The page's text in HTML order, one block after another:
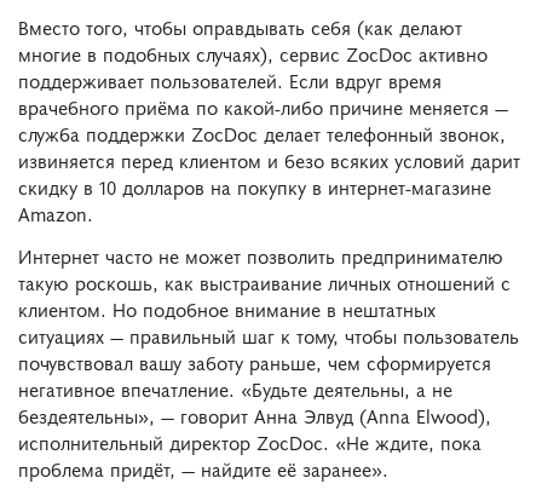
Вместо того, чтобы оправдывать себя (как делают
многие в подобных случаях), сервис ZocDoc активно
поддерживает пользователей. Если вдруг время
врачебного приёма по какой-либо причине меняется ―
служба поддержки ZocDoc делает телефонный звонок,
извиняется перед клиентом и безо всяких условий дарит
скидку в 10 долларов на покупку в интернет-магазине
Amazon.
Интернет часто не может позволить предпринимателю
такую роскошь, как выстраивание личных отношений с
клиентом. Но подобное внимание в нештатных
ситуациях ― правильный шаг к тому, чтобы пользователь
почувствовал вашу заботу раньше, чем сформируется
негативное впечатление. «Будьте деятельны, а не
бездеятельны», ― говорит Анна Элвуд (Anna Elwood),
исполнительный директор ZocDoc. «Не ждите, пока
проблема придёт, ― найдите её заранее».